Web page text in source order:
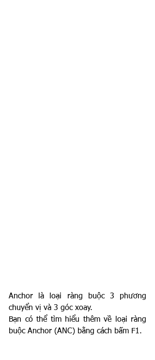
Anchor là loại ràng buộc 3 phương
chuyển vị và 3 góc xoay.
Bạn có thể tìm hiểu thêm về loại ràng
buộc Anchor (ANC) bằng cách bấm F1.